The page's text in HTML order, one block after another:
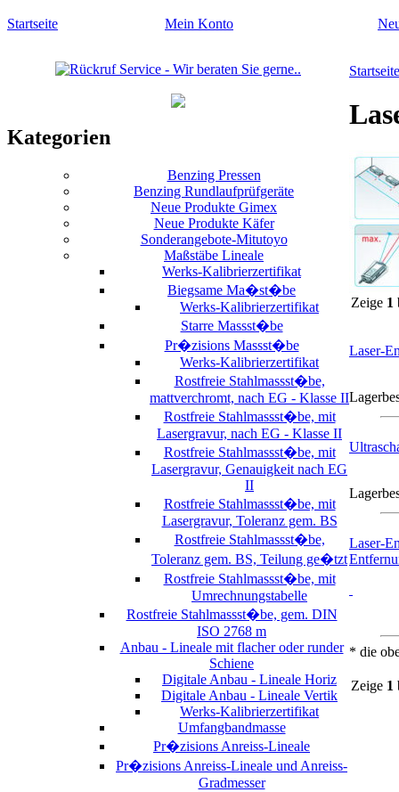
Startseite Mein Konto
Kategorien
Benzing Pressen
Benzing Rundlaufprüfgeräte
Neue Produkte Gimex
Neue Produkte Käfer
Sonderangebote-Mitutoyo
Maßstäbe Lineale
Werks-Kalibrierzertifikat
Biegsame Ma�st�be
Werks-Kalibrierzertifikat
Starre Massst�be
Pr�zisions Massst�be
Werks-Kalibrierzertifikat
Rostfreie Stahlmassst�be,
mattverchromt, nach EG - Klasse II
Rostfreie Stahlmassst�be, mit
Lasergravur, nach EG - Klasse II
Rostfreie Stahlmassst�be, mit
Lasergravur, Genauigkeit nach EG
II
Rostfreie Stahlmassst�be, mit
Lasergravur, Toleranz gem. BS
Rostfreie Stahlmassst�be,
Toleranz gem. BS, Teilung ge�tzt
Rostfreie Stahlmassst�be, mit
Umrechnungstabelle
Rostfreie Stahlmassst�be, gem. DIN
ISO 2768 m
Anbau - Lineale mit flacher oder runder
Schiene
Digitale Anbau - Lineale Horiz
Digitale Anbau - Lineale Vertik
Werks-Kalibrierzertifikat
Umfangbandmasse
Pr�zisions Anreiss-Lineale
Pr�zisions Anreiss-Lineale und Anreiss-
Gradmesser
Startseite
Zeige 1
Laser-
Laser-
* die
Zeige 1